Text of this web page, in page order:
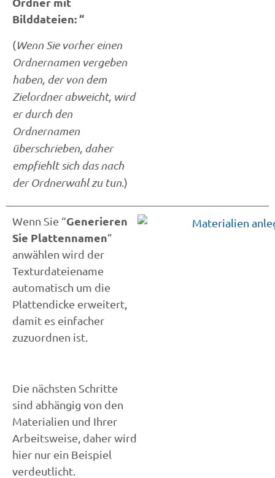
Bilddateien: “
(Wenn Sie vorher einen
Ordnernamen vergeben
haben, der von dem
Zielordner abweicht, wird
er durch den
Ordnernamen
überschrieben, daher
empfiehlt sich das nach
der Ordnerwahl zu tun.)
Wenn Sie “Generieren
Sie Plattennamen”
anwählen wird der
Texturdateiename
automatisch um die
Plattendicke erweitert,
damit es einfacher
zuzuordnen ist.
Die nächsten Schritte
sind abhängig von den
Materialien und Ihrer
Arbeitsweise, daher wird
hier nur ein Beispiel
verdeutlicht.